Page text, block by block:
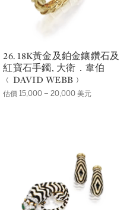
26. 18K黃金及鉑金鑲鑽石及
紅寶石手鐲, 大衛．韋伯
﹙DAVID WEBB﹚
估價 15,000 – 20,000 美元